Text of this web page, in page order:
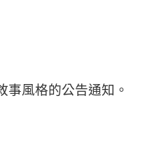
事風格的公告通知。